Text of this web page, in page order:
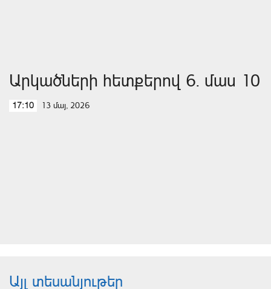
Արկածների հետքերով 6. մաս 10
17:10 13 մայ, 2026
Այլ տեսանյութեր